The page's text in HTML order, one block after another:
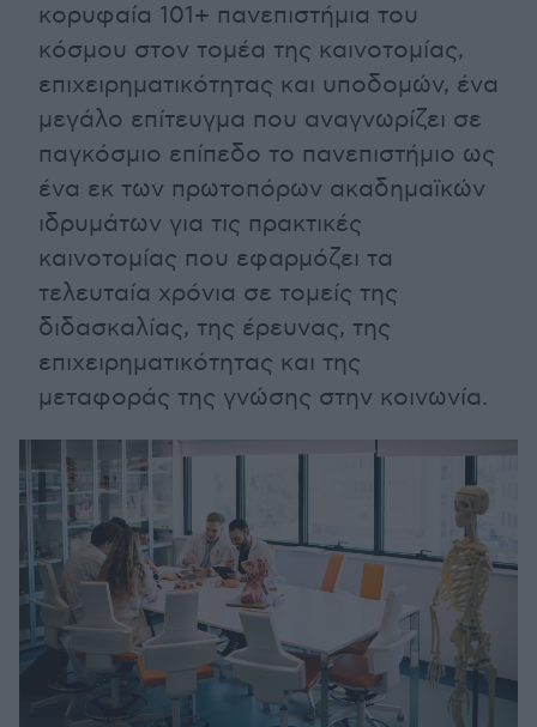
κορυφαία 101+ πανεπιστήμια του
κόσμου στον τομέα της καινοτομίας,
επιχειρηματικότητας και υποδομών, ένα
μεγάλο επίτευγμα που αναγνωρίζει σε
παγκόσμιο επίπεδο το πανεπιστήμιο ως
ένα εκ των πρωτοπόρων ακαδημαϊκών
ιδρυμάτων για τις πρακτικές
καινοτομίας που εφαρμόζει τα
τελευταία χρόνια σε τομείς της
διδασκαλίας, της έρευνας, της
επιχειρηματικότητας και της
μεταφοράς της γνώσης στην κοινωνία.